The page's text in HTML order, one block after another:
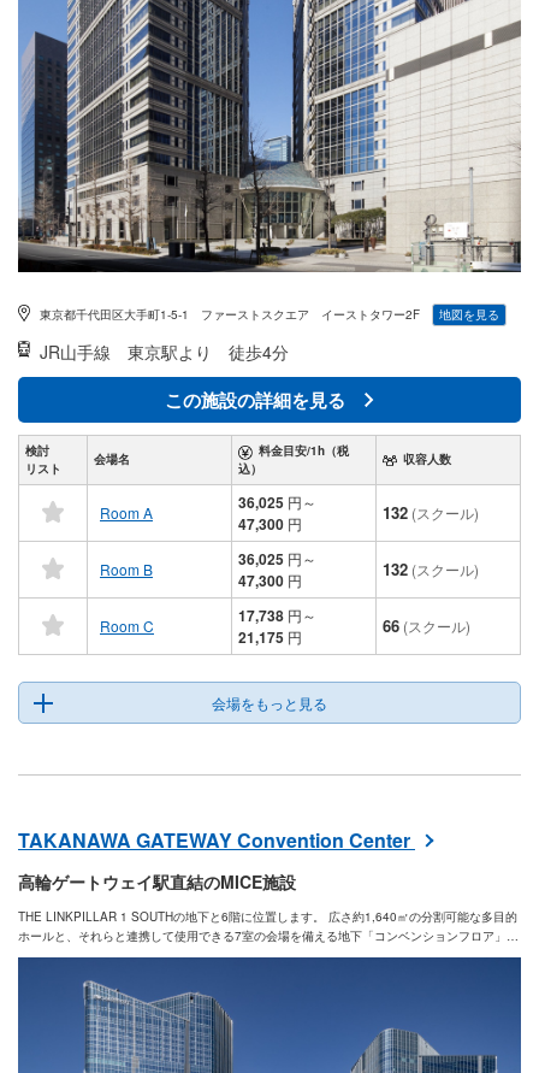
東京都千代田区大手町1-5-1 ファーストスクエア イーストタワー2F 地図を見る
JR山手線 東京駅より 徒歩4分
この施設の詳細を見る
検討
リスト
会場名
料金目安/1h（税
込）
収容人数
Room A 36,025 円～
47,300 円 132 (スクール)
Room B 36,025 円～
47,300 円 132 (スクール)
Room C 17,738 円～
21,175 円 66 (スクール)
会場をもっと見る
TAKANAWA GATEWAY Convention Center
高輪ゲートウェイ駅直結のMICE施設
THE LINKPILLAR 1 SOUTHの地下と6階に位置します。 広さ約1,640㎡の分割可能な多目的
ホールと、それらと連携して使用できる7室の会場を備える地下「コンベンションフロア」、
最大10室の大小さまざまなサイズの会場を備える6階「カンファレンスフロア」からなる利便